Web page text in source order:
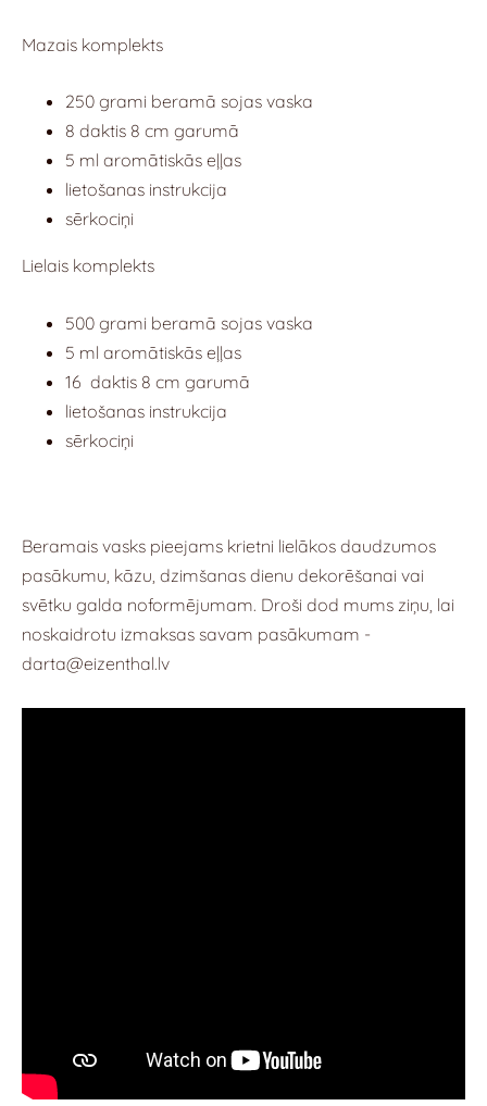
Mazais komplekts
250 grami beramā sojas vaska
8 daktis 8 cm garumā
5 ml aromātiskās eļļas
lietošanas instrukcija
sērkociņi
Lielais komplekts
500 grami beramā sojas vaska
5 ml aromātiskās eļļas
16 daktis 8 cm garumā
lietošanas instrukcija
sērkociņi
Beramais vasks pieejams krietni lielākos daudzumos
pasākumu, kāzu, dzimšanas dienu dekorēšanai vai
svētku galda noformējumam. Droši dod mums ziņu, lai
noskaidrotu izmaksas savam pasākumam -
darta@eizenthal.lv